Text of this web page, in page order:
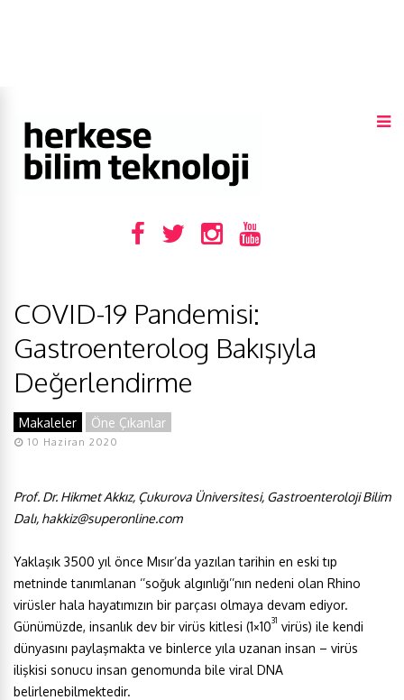
COVID-19 Pandemisi:
Gastroenterolog Bakışıyla
Değerlendirme
Makaleler Öne Çıkanlar
10 Haziran 2020
Prof. Dr. Hikmet Akkız, Çukurova Üniversitesi, Gastroenteroloji Bilim
Dalı, hakkiz@superonline.com
Yaklaşık 3500 yıl önce Mısır’da yazılan tarihin en eski tıp
metninde tanımlanan ‘’soğuk algınlığı’’nın nedeni olan Rhino
virüsler hala hayatımızın bir parçası olmaya devam ediyor.
Günümüzde, insanlık dev bir virüs kitlesi (1×1031 virüs) ile kendi
dünyasını paylaşmakta ve binlerce yıla uzanan insan – virüs
ilişkisi sonucu insan genomunda bile viral DNA
belirlenebilmektedir.